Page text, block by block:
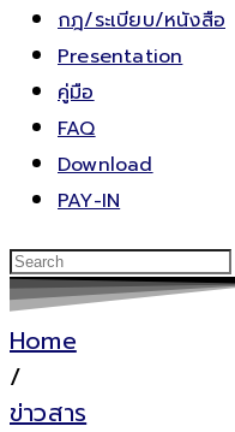
กฎ/ระเบียบ/หนังสือ
Presentation
คู่มือ
FAQ
Download
PAY-IN
Home
/
ข่าวสาร